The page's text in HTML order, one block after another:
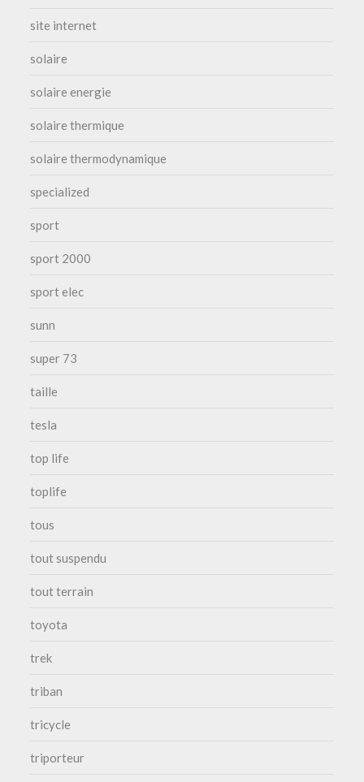
site internet
solaire
solaire energie
solaire thermique
solaire thermodynamique
specialized
sport
sport 2000
sport elec
sunn
super 73
taille
tesla
top life
toplife
tous
tout suspendu
tout terrain
toyota
trek
triban
tricycle
triporteur